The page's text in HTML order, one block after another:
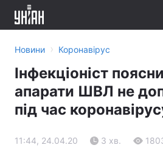
Новини › Коронавірус
Інфекціоніст
апарати ШВЛ не
під час
11:44, 24.04.20 3 хв.